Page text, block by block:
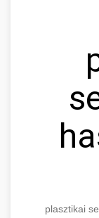
plasztikai